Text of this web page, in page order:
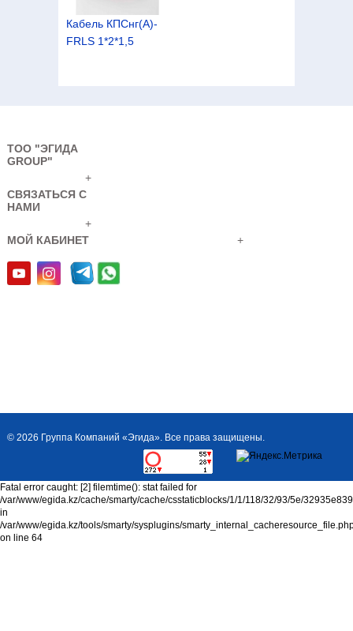
Кабель КПСнг(А)-
FRLS 1*2*1,5
Кабель КПСнг(А)-
ТОО "ЭГИДА
GROUP"
+
СВЯЗАТЬСЯ С
НАМИ
+
МОЙ КАБИНЕТ
+
© 2026 Группа Компаний «Эгида». Все права защищены.
Fatal error caught: [2] filemtime(): stat failed for
/var/www/egida.kz/cache/smarty/cache/csstaticblocks/1/1/118/32/93/5e/
in
/var/www/egida.kz/tools/smarty/sysplugins/
on line 64